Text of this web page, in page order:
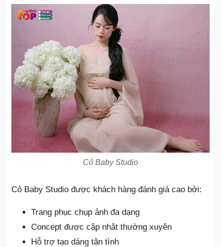
Cỏ Baby Studio
Cỏ Baby Studio được khách hàng đánh giá cao bởi:
Trang phục chụp ảnh đa dạng
Concept được cập nhật thường xuyên
Hỗ trợ tạo dáng tận tình